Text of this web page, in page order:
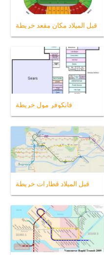
قبل الميلاد مكان مقعد خريطة
فانكوفر مول خريطة
قبل الميلاد قطارات خريطة